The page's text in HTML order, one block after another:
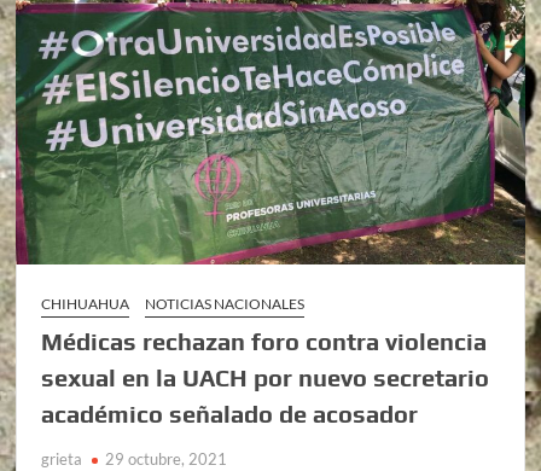
CHIHUAHUA NOTICIAS NACIONALES
Médicas rechazan foro contra violencia
sexual en la UACH por nuevo secretario
académico señalado de acosador
grieta 29 octubre, 2021